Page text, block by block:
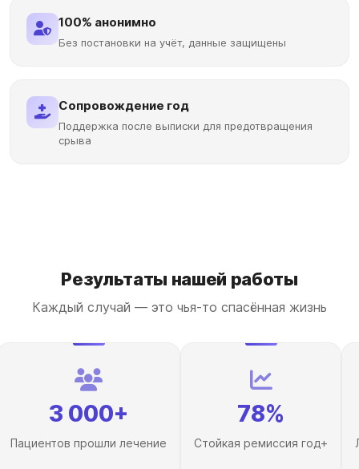
100% анонимно
Без постановки на учёт, данные защищены
Сопровождение год
Поддержка после выписки для предотвращения
срыва
Результаты нашей работы
Каждый случай — это чья-то спасённая жизнь
3 000+
Пациентов прошли лечение
78%
Стойкая ремиссия год+